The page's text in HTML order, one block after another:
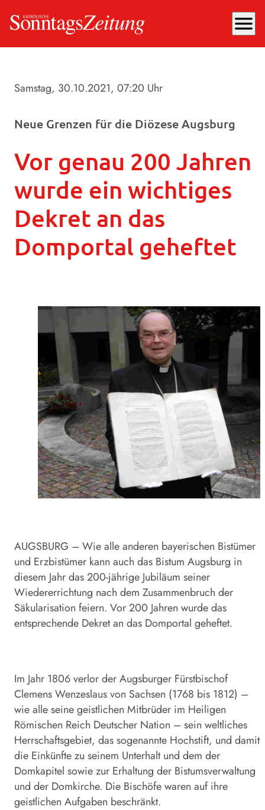
menu
Samstag, 30.10.2021, 07:20 Uhr
Neue Grenzen für die Diözese Augsburg
Vor genau 200 Jahren
wurde ein wichtiges
Dekret an das
Domportal geheftet
AUGSBURG – Wie alle anderen bayerischen Bistümer
und Erzbistümer kann auch das Bistum Augsburg in
diesem Jahr das 200-jährige Jubiläum seiner
Wiedererrichtung nach dem Zusammenbruch der
Säkularisation feiern. Vor 200 Jahren wurde das
entsprechende Dekret an das Domportal geheftet.
Im Jahr 1806 verlor der Augsburger Fürstbischof
Clemens Wenzeslaus von Sachsen (1768 bis 1812) –
wie alle seine geistlichen Mitbrüder im Heiligen
Römischen Reich Deutscher Nation – sein weltliches
Herrschaftsgebiet, das sogenannte Hochstift, und damit
die Einkünfte zu seinem Unterhalt und dem der
Domkapitel sowie zur Erhaltung der Bistumsverwaltung
und der Domkirche. Die Bischöfe waren auf ihre
geistlichen Aufgaben beschränkt.